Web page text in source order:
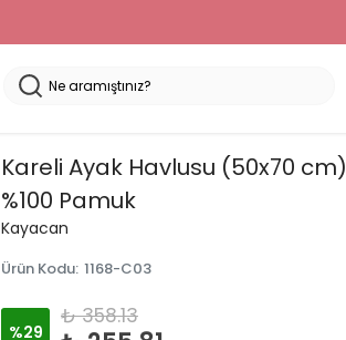
Kareli Ayak Havlusu (50x70 cm)
%100 Pamuk
Kayacan
Ürün Kodu: 1168-C03
%29
₺ 358.13